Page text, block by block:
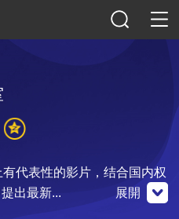
代表性的影片，结合国内权
出最新...
展開